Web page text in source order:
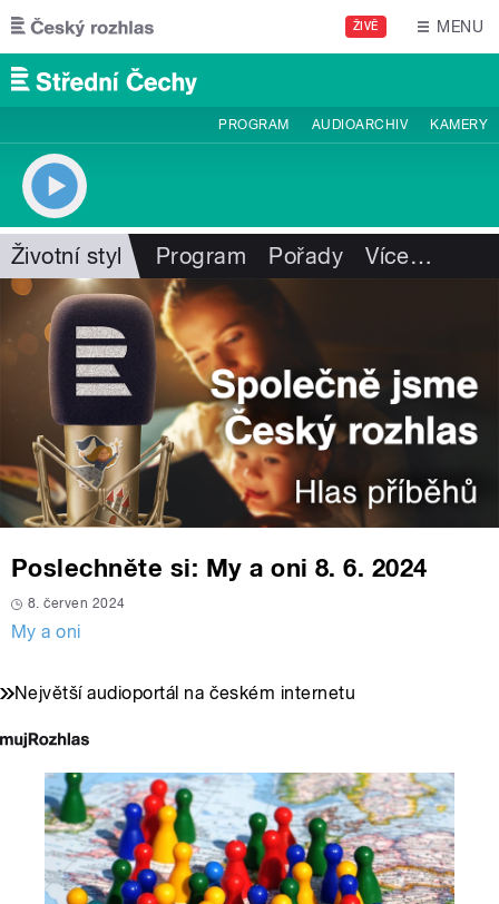
Přejít k hlavnímu obsahu
ŽIVĚ MENU
PROGRAM AUDIOARCHIV KAMERY
Životní styl Program Pořady Více…
Poslechněte si: My a oni 8. 6. 2024
8. červen 2024
My a oni
Největší audioportál na českém internetu